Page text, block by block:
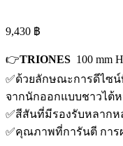
9,430 ฿
👉TRIONES 100 mm
✅ด้วยลักษณะการดีไซน์
จากนักออกแบบชาวไต้
✅สีสันที่มีรองรับหลาก
✅คุณภาพที่การันตี การผ